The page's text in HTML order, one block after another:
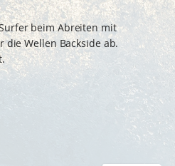
beim Abreiten mit
die Wellen Backside ab.